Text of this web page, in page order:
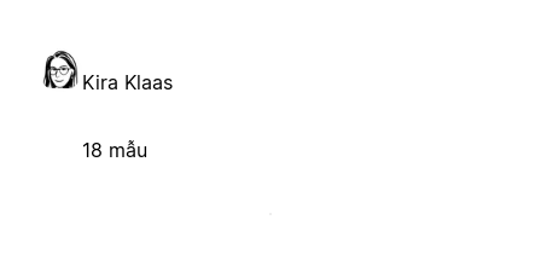
Kira Klaas
18 mẫu